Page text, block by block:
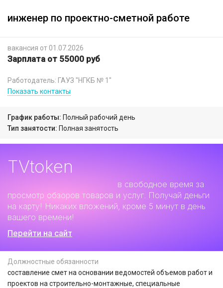
инженер по проектно-сметной работе
вакансия от 01.07.2026
Зарплата от 55000 руб
Работодатель: ГАУЗ "НГКБ № 1"
Показать контакты
График работы: Полный рабочий день
Тип занятости: Полная занятость
TVtoken
в свободное время за
просмотр обзоров товаров и услуг. Получай деньги
на карту! Никаких вложений, кроме 5 минут в день
вашего времени!
Перейти на сайт
Должностные обязанности
составление смет на основании ведомостей объемов работ и
проектов на строительно-монтажные, специальные